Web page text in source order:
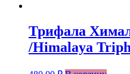
Трифала
/Himalaya